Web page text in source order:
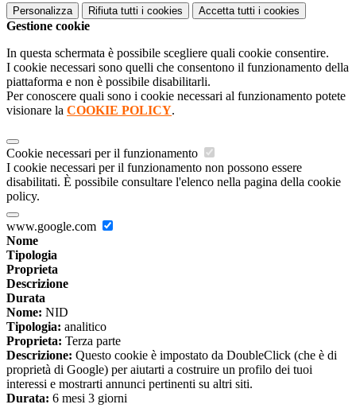
Personalizza Rifiuta tutti i cookies Accetta tutti i cookies
Gestione cookie
In questa schermata è possibile scegliere quali cookie consentire.
I cookie necessari sono quelli che consentono il funzionamento della
piattaforma e non è possibile disabilitarli.
Per conoscere quali sono i cookie necessari al funzionamento potete
visionare la COOKIE POLICY.
Cookie necessari per il funzionamento
I cookie necessari per il funzionamento non possono essere
disabilitati. È possibile consultare l'elenco nella pagina della cookie
policy.
www.google.com
Nome
Tipologia
Proprieta
Descrizione
Durata
Nome: NID
Tipologia: analitico
Proprieta: Terza parte
Descrizione: Questo cookie è impostato da DoubleClick (che è di
proprietà di Google) per aiutarti a costruire un profilo dei tuoi
interessi e mostrarti annunci pertinenti su altri siti.
Durata: 6 mesi 3 giorni